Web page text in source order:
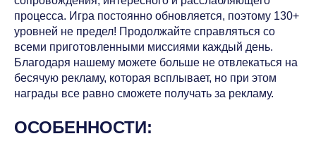
процесса. Игра постоянно обновляется, поэтому 130+
уровней не предел! Продолжайте справляться со
всеми приготовленными миссиями каждый день.
Благодаря нашему можете больше не отвлекаться на
бесячую рекламу, которая всплывает, но при этом
награды все равно сможете получать за рекламу.
ОСОБЕННОСТИ: